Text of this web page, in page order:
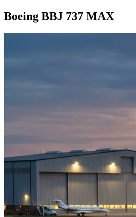
Boeing BBJ 737 MAX